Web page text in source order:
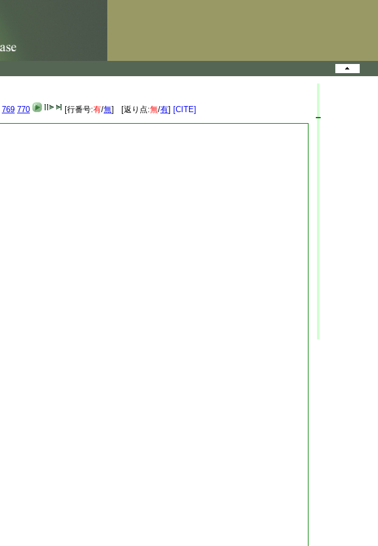
769 770 [行番号:有/無] [返り点:無/有] [CITE]